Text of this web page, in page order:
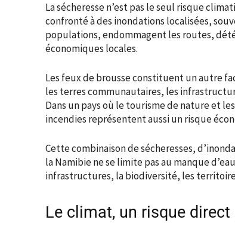
La sécheresse n’est pas le seul risque
confronté à des inondations localisées,
populations, endommagent les routes,
économiques locales.
Les feux de brousse constituent un autre
les terres communautaires, les
Dans un pays où le tourisme de nature et
incendies représentent aussi un risque
Cette combinaison de sécheresses,
la Namibie ne se limite pas au manque
infrastructures, la biodiversité, les
Le climat, un risque direct